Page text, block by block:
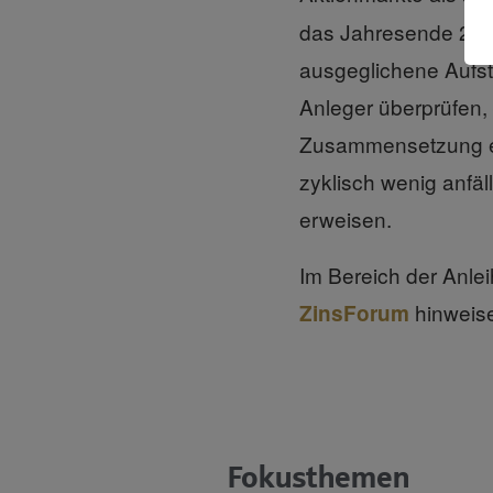
das Jahresende
ausgeglichene
Anleger
Zusammensetzung
zyklisch wenig
erweisen.
Im Bereich der
ZinsForum
Fokusthemen